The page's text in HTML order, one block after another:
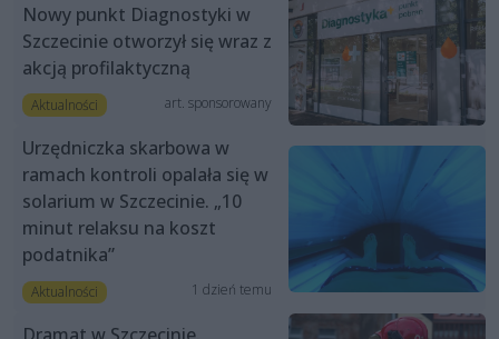
Nowy punkt Diagnostyki w
Szczecinie otworzył się wraz z
akcją profilaktyczną
Aktualności art. sponsorowany
Urzędniczka skarbowa w
ramach kontroli opalała się w
solarium w Szczecinie. „10
minut relaksu na koszt
podatnika”
Aktualności 1 dzień temu